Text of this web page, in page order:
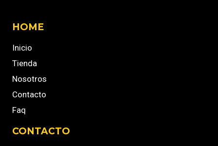
HOME
Inicio
Tienda
Nosotros
Contacto
Faq
CONTACTO